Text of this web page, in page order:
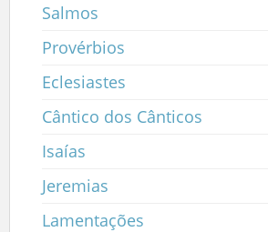
Salmos
Provérbios
Eclesiastes
Cântico dos Cânticos
Isaías
Jeremias
Lamentações